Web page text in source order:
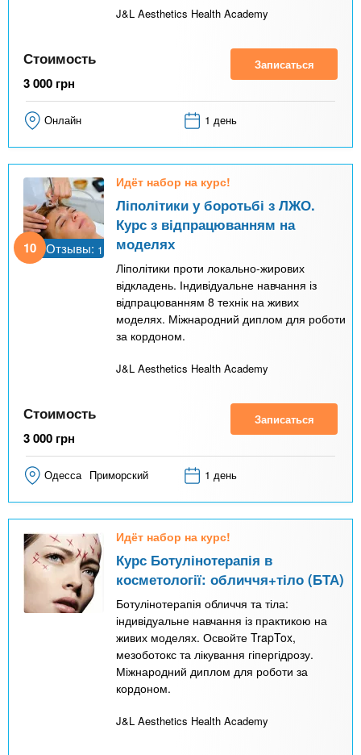
J&L Aesthetics Health Academy
Стоимость
3 000 грн
Записаться
Онлайн 1 день
10 Отзывы: 1
Идёт набор на курс!
Ліполітики у боротьбі з ЛЖО.
Курс з відпрацюванням на
моделях
Ліполітики проти локально-жирових
відкладень. Індивідуальне навчання із
відпрацюванням 8 технік на живих
моделях. Міжнародний диплом для роботи
за кордоном.
J&L Aesthetics Health Academy
Стоимость
3 000 грн
Записаться
Одесса Приморский 1 день
Идёт набор на курс!
Курс Ботулінотерапія в
косметології: обличчя+тіло (БТА)
Ботулінотерапія обличчя та тіла:
індивідуальне навчання із практикою на
живих моделях. Освойте TrapTox,
мезоботокс та лікування гіпергідрозу.
Міжнародний диплом для роботи за
кордоном.
J&L Aesthetics Health Academy